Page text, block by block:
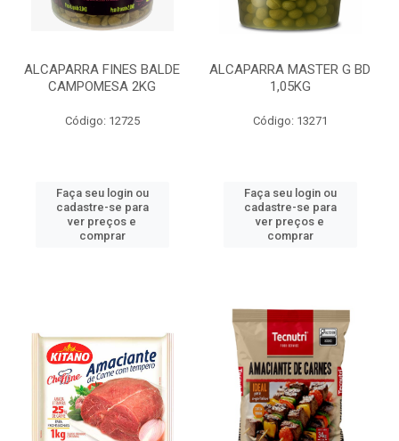
ALCAPARRA FINES BALDE
CAMPOMESA 2KG
Código: 12725
Faça seu login ou
cadastre-se para
ver preços e
comprar
ALCAPARRA MASTER G BD
1,05KG
Código: 13271
Faça seu login ou
cadastre-se para
ver preços e
comprar